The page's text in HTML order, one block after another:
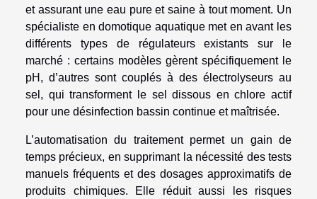
et assurant une eau pure et saine à tout moment. Un
spécialiste en domotique aquatique met en avant les
différents types de régulateurs existants sur le
marché : certains modèles gèrent spécifiquement le
pH, d’autres sont couplés à des électrolyseurs au
sel, qui transforment le sel dissous en chlore actif
pour une désinfection bassin continue et maîtrisée.
L’automatisation du traitement permet un gain de
temps précieux, en supprimant la nécessité des tests
manuels fréquents et des dosages approximatifs de
produits chimiques. Elle réduit aussi les risques